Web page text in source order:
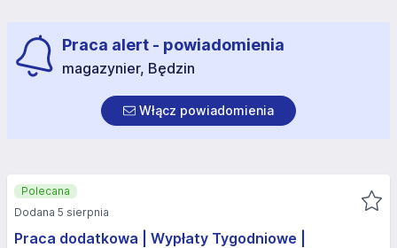
Praca alert - powiadomienia
magazynier, Będzin
Włącz powiadomienia
Praca dodatkowa | Wypłaty Tygodniowe |
Polecana
Dodana 5 sierpnia